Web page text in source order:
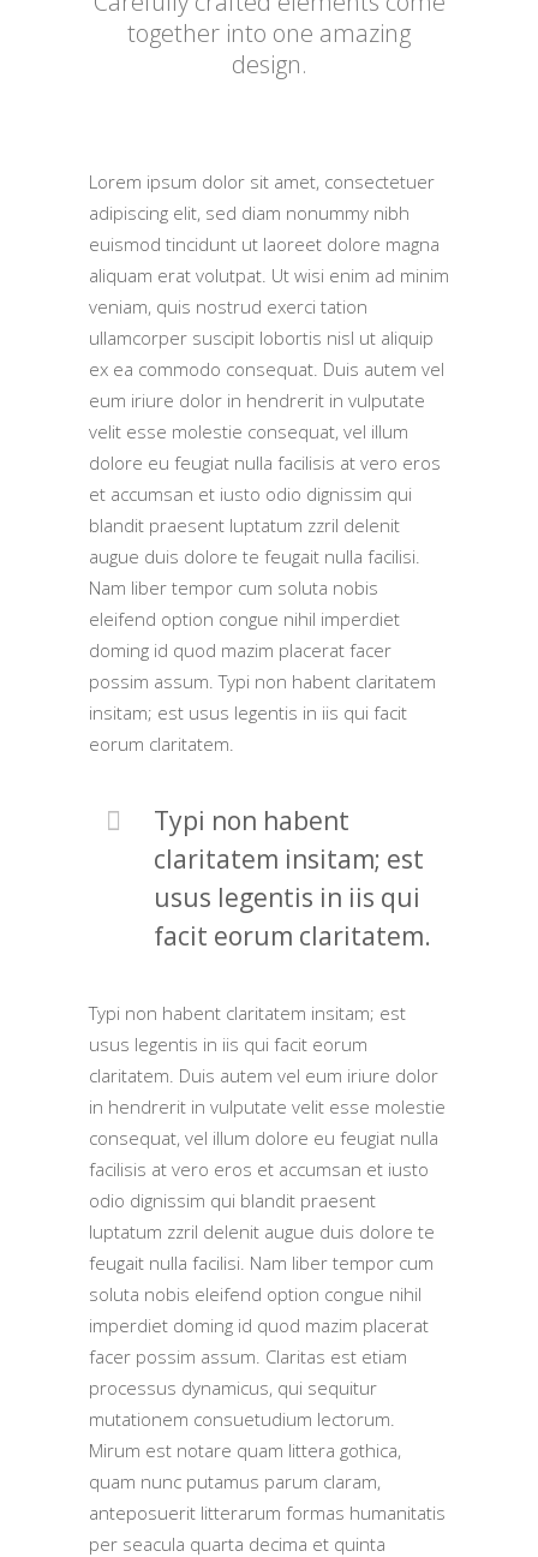
together into one amazing
design.
Lorem ipsum dolor sit amet, consectetuer
adipiscing elit, sed diam nonummy nibh
euismod tincidunt ut laoreet dolore magna
aliquam erat volutpat. Ut wisi enim ad minim
veniam, quis nostrud exerci tation
ullamcorper suscipit lobortis nisl ut aliquip
ex ea commodo consequat. Duis autem vel
eum iriure dolor in hendrerit in vulputate
velit esse molestie consequat, vel illum
dolore eu feugiat nulla facilisis at vero eros
et accumsan et iusto odio dignissim qui
blandit praesent luptatum zzril delenit
augue duis dolore te feugait nulla facilisi.
Nam liber tempor cum soluta nobis
eleifend option congue nihil imperdiet
doming id quod mazim placerat facer
possim assum. Typi non habent claritatem
insitam; est usus legentis in iis qui facit
eorum claritatem.
Typi non habent
claritatem insitam; est
usus legentis in iis qui
facit eorum claritatem.
Typi non habent claritatem insitam; est
usus legentis in iis qui facit eorum
claritatem. Duis autem vel eum iriure dolor
in hendrerit in vulputate velit esse molestie
consequat, vel illum dolore eu feugiat nulla
facilisis at vero eros et accumsan et iusto
odio dignissim qui blandit praesent
luptatum zzril delenit augue duis dolore te
feugait nulla facilisi. Nam liber tempor cum
soluta nobis eleifend option congue nihil
imperdiet doming id quod mazim placerat
facer possim assum. Claritas est etiam
processus dynamicus, qui sequitur
mutationem consuetudium lectorum.
Mirum est notare quam littera gothica,
quam nunc putamus parum claram,
anteposuerit litterarum formas humanitatis
per seacula quarta decima et quinta